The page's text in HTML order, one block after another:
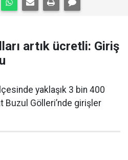
artık ücretli: Giriş
yaklaşık 3 bin 400
Buzul Gölleri’nde girişler